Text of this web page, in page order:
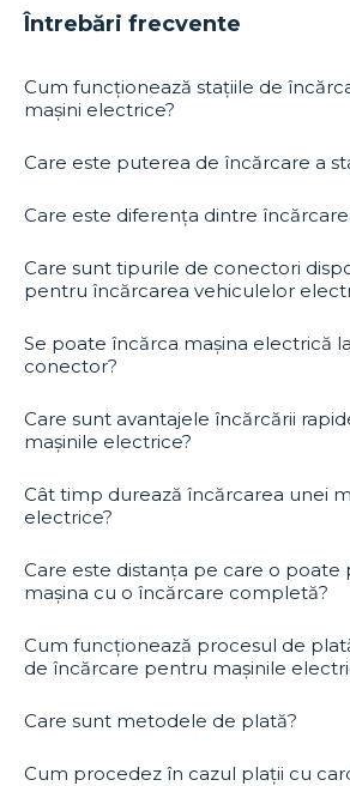
Întrebări frecvente
Cum funcționează stațiile de
mașini electrice?
Care este puterea de încărcare a
Care este diferența dintre
Care sunt tipurile de conectori
pentru încărcarea vehiculelor
Se poate încărca mașina electrică
conector?
Care sunt avantajele încărcării
mașinile electrice?
Cât timp durează încărcarea unei
electrice?
Care este distanța pe care o poate
mașina cu o încărcare completă?
Cum funcționează procesul de
de încărcare pentru mașinile
Care sunt metodele de plată?
Cum procedez în cazul plații cu